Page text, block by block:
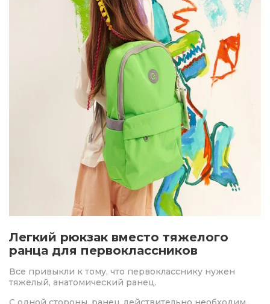
Легкий рюкзак вместо тяжелого
ранца для первоклассников
Все привыкли к тому, что первокласснику нужен
тяжелый, анатомический ранец.